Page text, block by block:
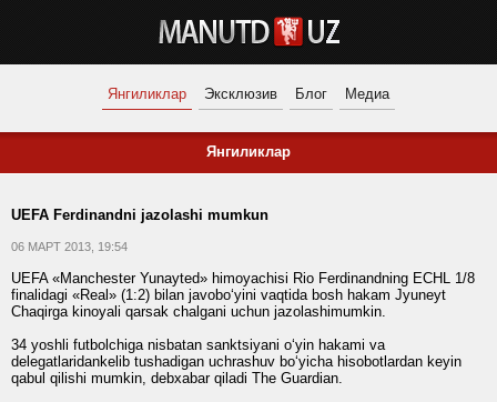
Янгиликлар Эксклюзив Блог Медиа
Янгиликлар
UEFA Ferdinandni jazolashi mumkun
06 МАРТ 2013, 19:54
UEFA «Manchester Yunayted» himoyachisi Rio Ferdinandning ECHL 1/8
finalidagi «Real» (1:2) bilan javobo‘yini vaqtida bosh hakam Jyuneyt
Chaqirga kinoyali qarsak chalgani uchun jazolashimumkin.
34 yoshli futbolchiga nisbatan sanktsiyani o‘yin hakami va
delegatlaridankelib tushadigan uchrashuv bo‘yicha hisobotlardan keyin
qabul qilishi mumkin, debxabar qiladi The Guardian.